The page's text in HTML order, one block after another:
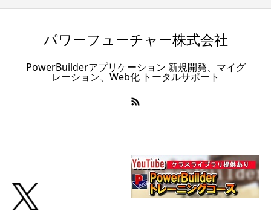
パワーフューチャー株式会社
PowerBuilderアプリケーション 新規開発、マイグ
レーション、Web化 トータルサポート